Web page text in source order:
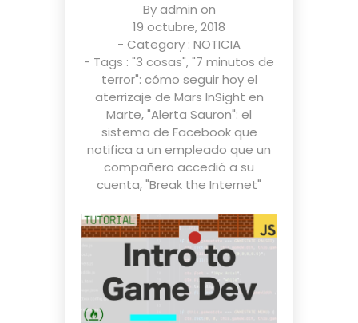
Byadmin on
19 octubre, 2018
- Category : NOTICIA
- Tags : "3 cosas","7 minutos de
terror": cómo seguir hoy el
aterrizaje de Mars InSight en
Marte,"Alerta Sauron": el
sistema de Facebook que
notifica a un empleado que un
compañero accedió a su
cuenta,"Break the Internet"